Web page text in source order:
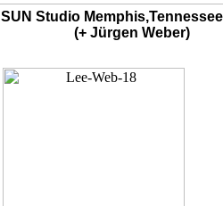
SUN Studio
(+ Jürgen Weber)